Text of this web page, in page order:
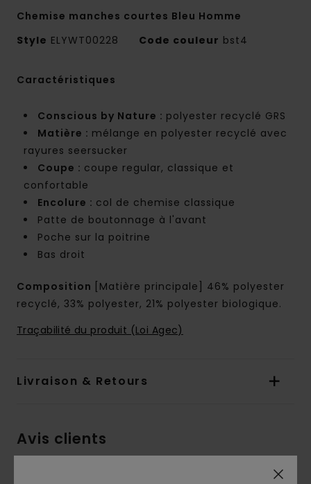
Chemise manches courtes Bleu Homme
Style ELYWT00228 Code couleur bst4
Caractéristiques
Conscious by Nature : polyester recyclé GRS
Matière : mélange en polyester recyclé avec
rayures seersucker
Coupe : coupe regular, classique et
confortable
Encolure : col de chemise classique
Patte de boutonnage à l'avant
Poche sur la poitrine
Bas droit
Composition
[Matière principale] 46% polyester
recyclé, 33% polyester, 21% polyester biologique.
Traçabilité du produit (Loi Agec)
Livraison & Retours
Avis clients